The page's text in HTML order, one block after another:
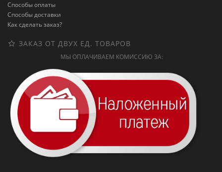
Способы оплаты
Способы доставки
Как сделать заказ?
ЗАКАЗ ОТ ДВУХ ЕД. ТОВАРОВ
МЫ ОПЛАЧИВАЕМ КОМИССИЮ ЗА: